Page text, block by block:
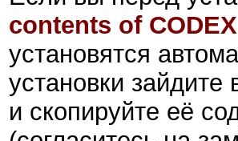
contents of
установятся
установки зайдите
и скопируйте её